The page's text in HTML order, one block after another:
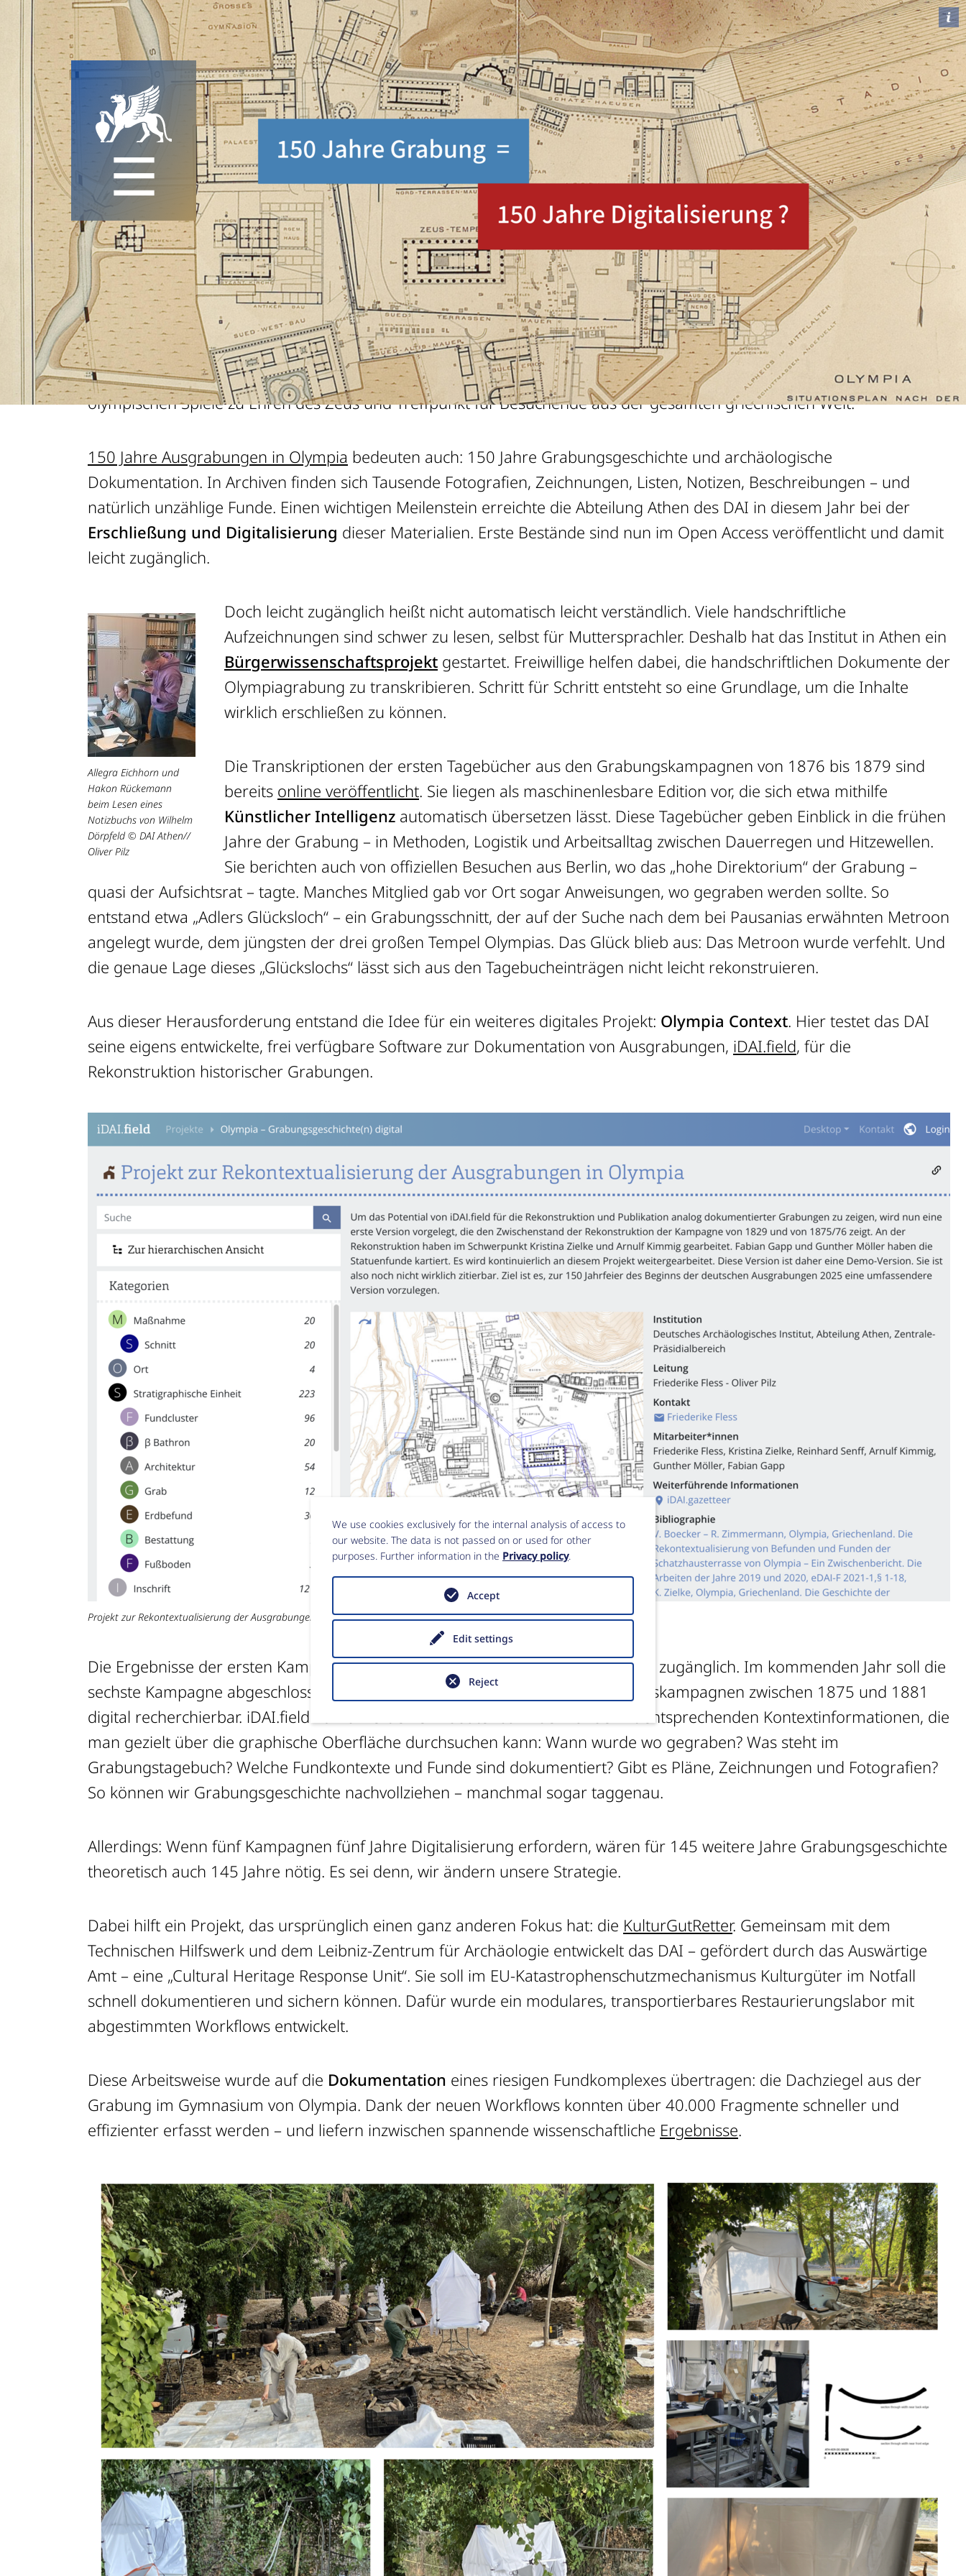
Digitale Perspektiven: 150 Jahre Grabungsgeschichte(n) in Olympia
https://www.dainst.org/link/blog/250
Prof. Dr. Dr. h.c. Friederike Fless
Vor 150 Jahren begannen die ersten systematischen Ausgrabungen im antiken Heiligtum von Olympia.
In engerZusammenarbeit mit griechischen und internationalen Partnernerforscht das Deutsche Archäologische
Institut (DAI) die mehr als 1.500-jährige Geschichte dieser UNESCO-Welterbestätte – einst Austragungsort der
olympischen Spiele zu Ehren des Zeus und Treffpunkt für Besuchende aus der gesamten griechischen Welt.
150 Jahre Ausgrabungen in Olympia bedeuten auch: 150 Jahre Grabungsgeschichte und archäologische
Dokumentation. In Archiven finden sich Tausende Fotografien, Zeichnungen, Listen, Notizen, Beschreibungen – und
natürlich unzählige Funde. Einen wichtigen Meilenstein erreichte die Abteilung Athen des DAI in diesem Jahr bei der
Erschließung und Digitalisierung dieser Materialien. Erste Bestände sind nun im Open Access veröffentlicht und damit
leicht zugänglich.
Allegra Eichhorn und
Hakon Rückemann
beim Lesen eines
Notizbuchs von Wilhelm
Dörpfeld© DAI Athen//
Oliver Pilz
Doch leicht zugänglich heißt nicht automatisch leicht verständlich. Viele handschriftliche
Aufzeichnungen sind schwer zu lesen, selbst für Muttersprachler. Deshalb hat das Institut in Athen ein
Bürgerwissenschaftsprojekt gestartet. Freiwillige helfen dabei, die handschriftlichen Dokumente der
Olympiagrabung zu transkribieren. Schritt für Schritt entsteht so eine Grundlage, um die Inhalte
wirklich erschließen zu können.
Die Transkriptionen der ersten Tagebücher aus den Grabungskampagnen von 1876 bis 1879 sind
bereits online veröffentlicht. Sie liegen als maschinenlesbare Edition vor, die sich etwa mithilfe
Künstlicher Intelligenz automatisch übersetzen lässt. Diese Tagebücher geben Einblick in die frühen
Jahre der Grabung – in Methoden, Logistik und Arbeitsalltag zwischen Dauerregen und Hitzewellen.
Sie berichten auch von offiziellen Besuchen aus Berlin, wo das „hohe Direktorium“ der Grabung –
quasi der Aufsichtsrat – tagte. Manches Mitglied gab vor Ort sogar Anweisungen, wo gegraben werden sollte. So
entstand etwa „Adlers Glücksloch“ – ein Grabungsschnitt, der auf der Suche nach dem bei Pausanias erwähnten Metroon
angelegt wurde, dem jüngsten der drei großen Tempel Olympias. Das Glück blieb aus: Das Metroon wurde verfehlt. Und
die genaue Lage dieses „Glückslochs“ lässt sich aus den Tagebucheinträgen nicht leicht rekonstruieren.
Aus dieser Herausforderung entstand die Idee für ein weiteres digitales Projekt: Olympia Context. Hier testet das DAI
seine eigens entwickelte, frei verfügbare Software zur Dokumentation von Ausgrabungen, iDAI.field, für die
Rekonstruktion historischer Grabungen.
Projekt zur Rekontextualisierung der Ausgrabungen in Olympia© DAI
Die Ergebnisse der ersten Kampagne sind bereits online in einerDemo-Version
zugänglich. Im kommenden Jahr soll die
sechste Kampagne abgeschlossen werden. Damit wären dann alle Ausgrabungskampagnen zwischen 1875 und 1881
digital recherchierbar. iDAI.field kombiniert eine Bilddatenbank der Funde mit entsprechenden Kontextinformationen, die
man gezielt über die graphische Oberfläche durchsuchen kann: Wann wurde wo gegraben? Was steht im
Grabungstagebuch? Welche Fundkontexte und Funde sind dokumentiert? Gibt es Pläne, Zeichnungen und Fotografien?
So können wir Grabungsgeschichte nachvollziehen – manchmal sogar taggenau.
Allerdings: Wenn fünf Kampagnen fünf Jahre Digitalisierung erfordern, wären für 145 weitere Jahre Grabungsgeschichte
theoretisch auch 145 Jahre nötig. Es sei denn, wir ändern unsere Strategie.
Dabei hilft ein Projekt, das ursprünglich einen ganz anderen Fokus hat: die KulturGutRetter. Gemeinsam mit dem
Technischen Hilfswerk und dem Leibniz-Zentrum für Archäologie entwickelt das DAI – gefördert durch das Auswärtige
Amt – eine „Cultural Heritage Response Unit“. Sie soll im EU-Katastrophenschutzmechanismus Kulturgüter im Notfall
schnell dokumentieren und sichern können. Dafür wurde ein modulares, transportierbares Restaurierungslabor mit
abgestimmten Workflows entwickelt.
Diese Arbeitsweise wurde auf die Dokumentation eines riesigen Fundkomplexes übertragen: die Dachziegel aus der
Grabung im Gymnasium von Olympia. Dank der neuen Workflows konnten über 40.000 Fragmente schneller und
effizienter erfasst werden – und liefern inzwischen spannende wissenschaftliche Ergebnisse.
We use cookies exclusively for the internal analysis of access to
our website. The data is not passed on or used for other
purposes. Further information in the Privacy policy.
Edit settings
Reject
Accept